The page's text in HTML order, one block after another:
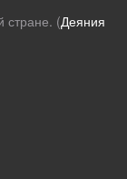
стране. (Деяния